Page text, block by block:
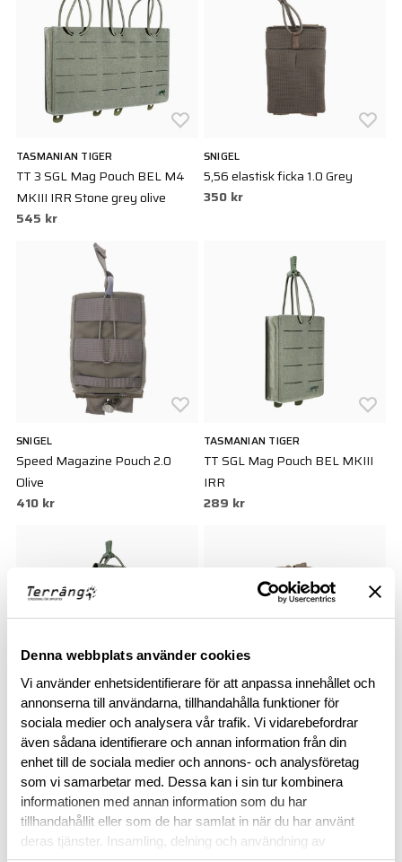
Denna webbplats använder cookies
Vi använder enhetsidentifierare för att anpassa innehållet och
annonserna till användarna, tillhandahålla funktioner för
sociala medier och analysera vår trafik. Vi vidarebefordrar
även sådana identifierare och annan information från din
enhet till de sociala medier och annons- och analysföretag
som vi samarbetar med. Dessa kan i sin tur kombinera
informationen med annan information som du har
tillhandahållit eller som de har samlat in när du har använt
deras tjänster. Insamling, delning och användning av
TASMANIAN TIGER
TT 3 SGL Mag Pouch BEL M4
MKIII IRR Stone grey olive
545 kr
SNIGEL
5,56 elastisk ficka 1.0 Grey
350 kr
SNIGEL
Speed Magazine Pouch 2.0
Olive
410 kr
TASMANIAN TIGER
TT SGL Mag Pouch BEL MKIII
IRR
289 kr
TASMANIAN TIGER
TT SGL Modular Mag Pouch
MCL IRR Stone Grey Olive
389 kr
SNIGEL
Dubbelmagasinficka - 18 Grey
485 kr